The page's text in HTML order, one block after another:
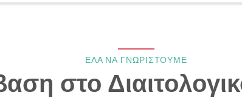
ΕΛΑ ΝΑ ΓΝΩΡΙΣΤΟΥΜΕ
στο